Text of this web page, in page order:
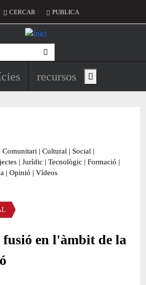
del compte d'usuari
CERCAR PUBLICA
principal de
recursos Show main menu
Comunitari | Cultural | Social |
| Jurídic | Tecnològic | Formació |
| Opinió | Vídeos
fusió en l'àmbit de la